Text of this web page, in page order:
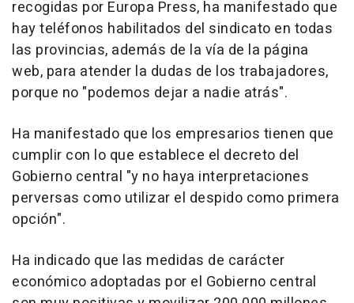
recogidas por Europa Press, ha manifestado que
hay teléfonos habilitados del sindicato en todas
las provincias, además de la vía de la página
web, para atender la dudas de los trabajadores,
porque no "podemos dejar a nadie atrás".
Ha manifestado que los empresarios tienen que
cumplir con lo que establece el decreto del
Gobierno central "y no haya interpretaciones
perversas como utilizar el despido como primera
opción".
Ha indicado que las medidas de carácter
económico adoptadas por el Gobierno central